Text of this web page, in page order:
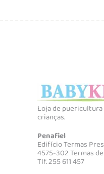
Loja de
crianças.
Penafiel
Edifício Termas
4575-302 Termas
Tlf. 255 611 457